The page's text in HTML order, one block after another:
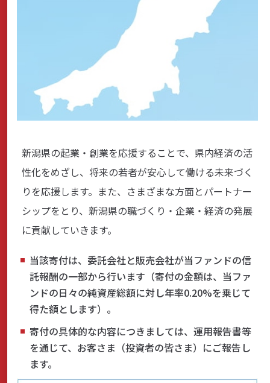
サステナビリティ
よくあるご質問はこちら
問い合わせフォーム
お電話でのお問い合わせ
0120-03-4649
受付時間：9:00～17:00（土・日・祝日を除く）
新潟県の起業・創業を応援することで、県内経済の活
性化をめざし、将来の若者が安心して働ける未来づく
りを応援します。また、さまざまな方面とパートナー
シップをとり、新潟県の職づくり・企業・経済の発展
に貢献していきます。
当該寄付は、委託会社と販売会社が当ファンドの信
託報酬の一部から行います（寄付の金額は、当ファ
ンドの日々の純資産総額に対し年率0.20%を乗じて
得た額とします）。
寄付の具体的な内容につきましては、運用報告書等
を通じて、お客さま（投資者の皆さま）にご報告し
ます。